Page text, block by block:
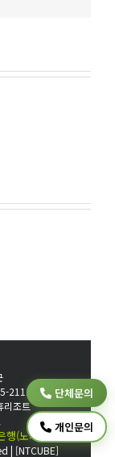
2111
리조트
행(노재근)
| [NTCUBE]
단체문의
개인문의